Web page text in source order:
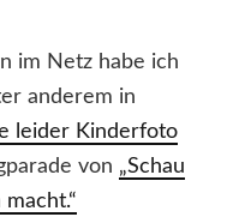
im Netz habe ich
anderem in
leider Kinderfoto
von „Schau